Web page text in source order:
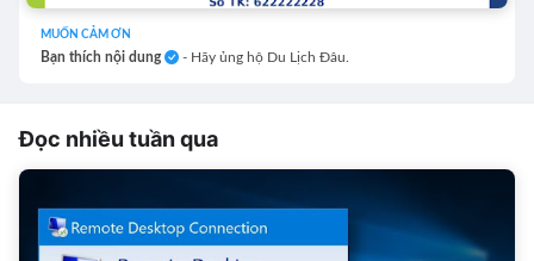
MUỐN CẢM ƠN
Bạn thích nội dung - Hãy ủng hộ Du Lịch Đâu.
Đọc nhiều tuần qua